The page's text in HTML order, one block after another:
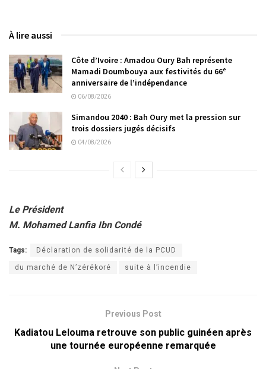
À lire aussi
Côte d’Ivoire : Amadou Oury Bah représente
Mamadi Doumbouya aux festivités du 66ᵉ
anniversaire de l’indépendance
06/08/2026
Simandou 2040 : Bah Oury met la pression sur
trois dossiers jugés décisifs
04/08/2026
Le Président
M. Mohamed Lanfia Ibn Condé
Tags: Déclaration de solidarité de la PCUD
du marché de N’zérékoré suite à l’incendie
Previous Post
Kadiatou Lelouma retrouve son public guinéen après
une tournée européenne remarquée